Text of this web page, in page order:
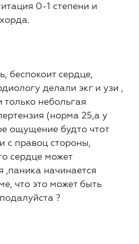
0-1 степени и
беспокоит сердце,
делали экг и узи ,
только небольгая
(норма 25,а у
ощущение будто чтот
с правоц стороны,
сердце может
,паника начинается
что это может быть
?